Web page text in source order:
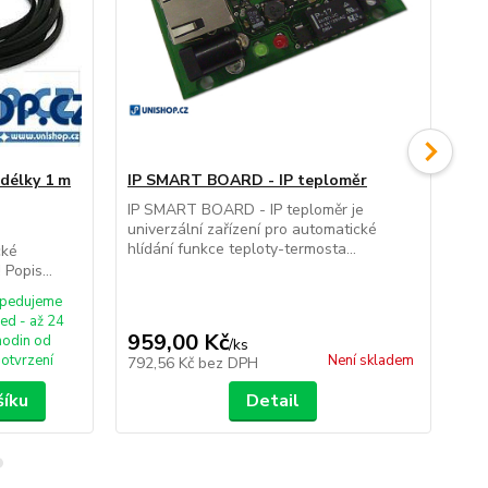
1 m
- až 24
od
IP SMART BOARD - IP teploměr
IP SMART BOARD - IP teploměr je
univerzální zařízení pro automatické
hlídání funkce teploty-termosta...
959,00 Kč/ks
792,56 Kč bez DPH Není skladem
Detail